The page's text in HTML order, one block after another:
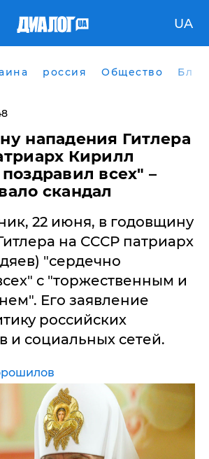
UA
россия Общество
нападения Гитлера
Кирилл
всех" –
скандал
22 июня, в годовщину
на СССР патриарх
"сердечно
с "торжественным и
Его заявление
российских
и социальных сетей.